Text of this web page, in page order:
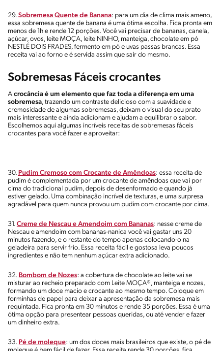
29. Sobremesa Quente de Banana: para um dia de clima mais ameno,
essa sobremesa quente de banana é uma ótima escolha. Fica pronta em
menos de 1h e rende 12 porções. Você vai precisar de bananas, canela,
açúcar, ovos, leite MOÇA, leite NINHO, manteiga, chocolate em pó
NESTLÉ DOIS FRADES, fermento em pó e uvas passas brancas. Essa
receita vai ao forno e é servida assim que sair do mesmo.
Sobremesas Fáceis crocantes
A crocância é um elemento que faz toda a diferença em uma
sobremesa, trazendo um contraste delicioso com a suavidade e
cremosidade de algumas sobremesas, deixam o visual do seu prato
mais interessante e ainda adicionam e ajudam a equilibrar o sabor.
Escolhemos aqui algumas incríveis receitas de sobremesas fáceis
crocantes para você fazer e aproveitar:
30. Pudim Cremoso com Crocante de Amêndoas: essa receita de
pudim é complementada por um crocante de amêndoas que vai por
cima do tradicional pudim, depois de desenformado e quando já
estiver gelado. Uma combinação incrível de texturas, e uma surpresa
agradável para quem nunca provou um pudim com crocante por cima.
31. Creme de Nescau e Amendoim com Bananas: nesse creme de
Nescau e amendoim com bananas-nanica você vai gastar uns 20
minutos fazendo, e o restante do tempo apenas colocando-o na
geladeira para servir frio. Essa receita fácil e gostosa leva poucos
ingredientes e não tem nenhum açúcar extra adicionado.
32. Bombom de Nozes: a cobertura de chocolate ao leite vai se
misturar ao recheio preparado com Leite MOÇA®, manteiga e nozes,
formando um doce macio e crocante ao mesmo tempo. Coloque em
forminhas de papel para deixar a apresentação da sobremesa mais
requintada. Fica pronta em 30 minutos e rende 35 porções. Essa é uma
ótima opção para presentear pessoas queridas, ou até vender e fazer
um dinheiro extra.
33. Pé de moleque: um dos doces mais brasileiros que existe, o pé de